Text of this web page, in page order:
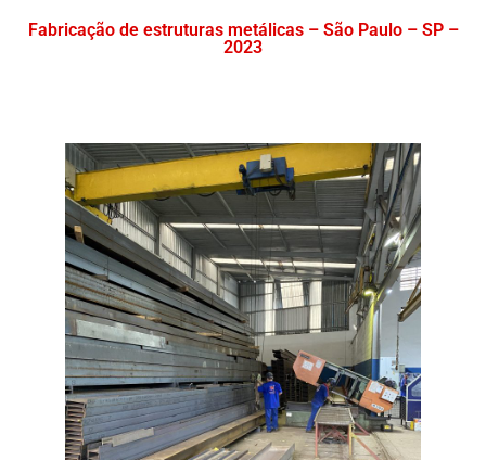
Fabricação de estruturas metálicas – São Paulo – SP –
2023